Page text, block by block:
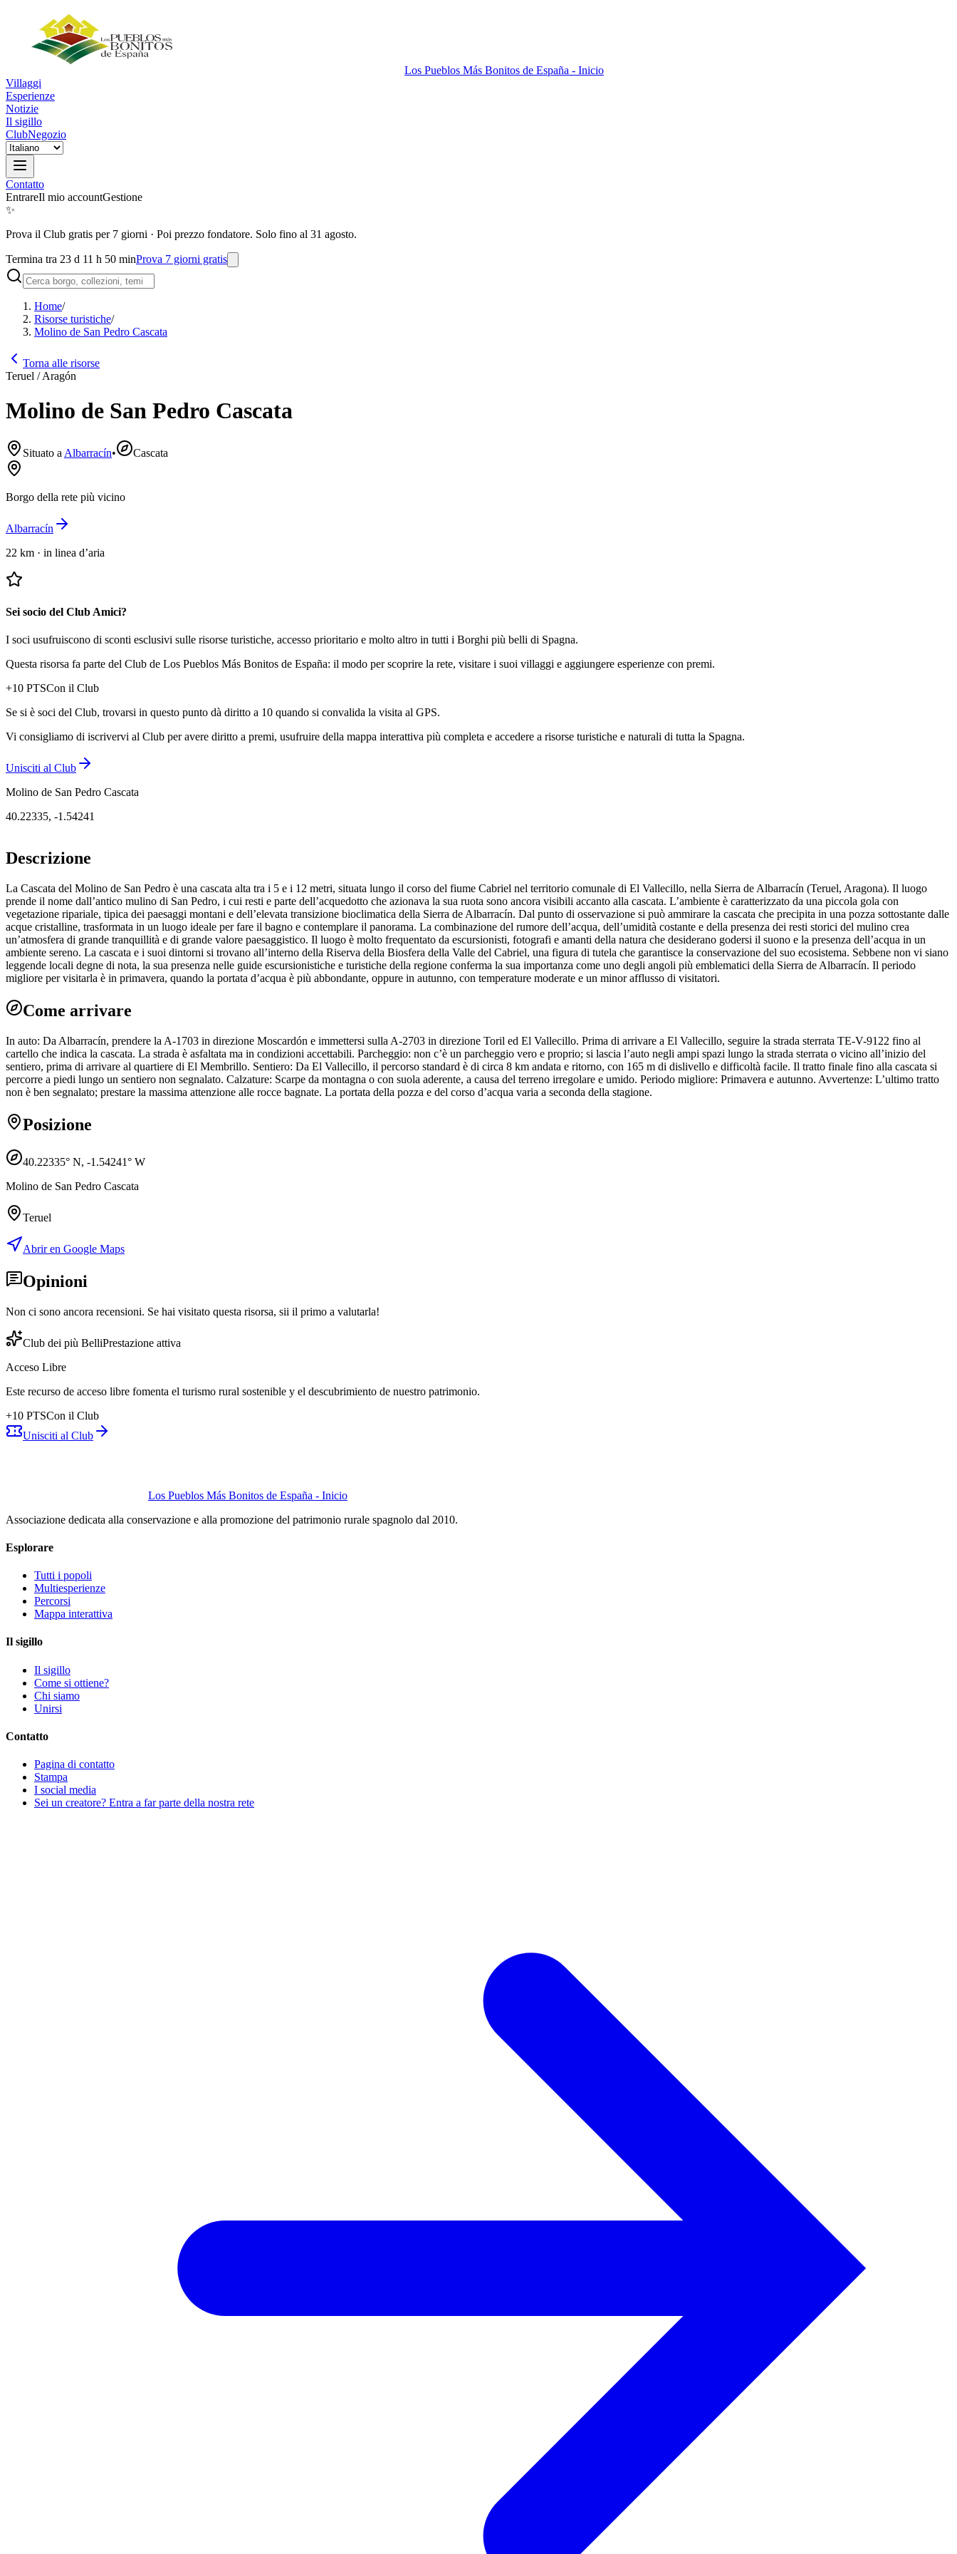
Los Pueblos Más Bonitos de España - Inicio
Villaggi
Esperienze
Notizie
Il sigillo
ClubNegozio
Contatto
EntrareIl mio accountGestione
✨
Prova il Club gratis per 7 giorni · Poi prezzo fondatore. Solo fino al 31 agosto.
Termina tra 23 d 11 h 50 minProva 7 giorni gratis
Home/
Risorse turistiche/
Molino de San Pedro Cascata
Torna alle risorse
Teruel / Aragón
Molino de San Pedro Cascata
Situato a Albarracín• Cascata
Borgo della rete più vicino
Albarracín
22 km · in linea d’aria
Sei socio del Club Amici?
I soci usufruiscono di sconti esclusivi sulle risorse turistiche, accesso prioritario e molto altro in tutti i Borghi più belli di Spagna.
Questa risorsa fa parte del Club de Los Pueblos Más Bonitos de España: il modo per scoprire la rete, visitare i suoi villaggi e aggiungere esperienze con premi.
+10 PTSCon il Club
Se si è soci del Club, trovarsi in questo punto dà diritto a 10 quando si convalida la visita al GPS.
Vi consigliamo di iscrivervi al Club per avere diritto a premi, usufruire della mappa interattiva più completa e accedere a risorse turistiche e naturali di tutta la Spagna.
Unisciti al Club
Molino de San Pedro Cascata
40.22335, -1.54241
Descrizione
La Cascata del Molino de San Pedro è una cascata alta tra i 5 e i 12 metri, situata lungo il corso del fiume Cabriel nel territorio comunale di El Vallecillo, nella Sierra de Albarracín (Teruel, Aragona). Il luogo
prende il nome dall’antico mulino di San Pedro, i cui resti e parte dell’acquedotto che azionava la sua ruota sono ancora visibili accanto alla cascata. L’ambiente è caratterizzato da una piccola gola con
vegetazione ripariale, tipica dei paesaggi montani e dell’elevata transizione bioclimatica della Sierra de Albarracín. Dal punto di osservazione si può ammirare la cascata che precipita in una pozza sottostante dalle
acque cristalline, trasformata in un luogo ideale per fare il bagno e contemplare il panorama. La combinazione del rumore dell’acqua, dell’umidità costante e della presenza dei resti storici del mulino crea
un’atmosfera di grande tranquillità e di grande valore paesaggistico. Il luogo è molto frequentato da escursionisti, fotografi e amanti della natura che desiderano godersi il suono e la presenza dell’acqua in un
ambiente sereno. La cascata e i suoi dintorni si trovano all’interno della Riserva della Biosfera della Valle del Cabriel, una figura di tutela che garantisce la conservazione del suo ecosistema. Sebbene non vi siano
leggende locali degne di nota, la sua presenza nelle guide escursionistiche e turistiche della regione conferma la sua importanza come uno degli angoli più emblematici della Sierra de Albarracín. Il periodo
migliore per visitarla è in primavera, quando la portata d’acqua è più abbondante, oppure in autunno, con temperature moderate e un minor afflusso di visitatori.
Come arrivare
In auto: Da Albarracín, prendere la A-1703 in direzione Moscardón e immettersi sulla A-2703 in direzione Toril ed El Vallecillo. Prima di arrivare a El Vallecillo, seguire la strada sterrata TE-V-9122 fino al
cartello che indica la cascata. La strada è asfaltata ma in condizioni accettabili. Parcheggio: non c’è un parcheggio vero e proprio; si lascia l’auto negli ampi spazi lungo la strada sterrata o vicino all’inizio del
sentiero, prima di arrivare al quartiere di El Membrillo. Sentiero: Da El Vallecillo, il percorso standard è di circa 8 km andata e ritorno, con 165 m di dislivello e difficoltà facile. Il tratto finale fino alla cascata si
percorre a piedi lungo un sentiero non segnalato. Calzature: Scarpe da montagna o con suola aderente, a causa del terreno irregolare e umido. Periodo migliore: Primavera e autunno. Avvertenze: L’ultimo tratto
non è ben segnalato; prestare la massima attenzione alle rocce bagnate. La portata della pozza e del corso d’acqua varia a seconda della stagione.
Posizione
40.22335° N, -1.54241° W
Molino de San Pedro Cascata
Teruel
Abrir en Google Maps
Opinioni
Non ci sono ancora recensioni. Se hai visitato questa risorsa, sii il primo a valutarla!
Club dei più BelliPrestazione attiva
Acceso Libre
Este recurso de acceso libre fomenta el turismo rural sostenible y el descubrimiento de nuestro patrimonio.
+10 PTSCon il Club
Unisciti al Club
Los Pueblos Más Bonitos de España - Inicio
Associazione dedicata alla conservazione e alla promozione del patrimonio rurale spagnolo dal 2010.
Esplorare
Tutti i popoli
Multiesperienze
Percorsi
Mappa interattiva
Il sigillo
Il sigillo
Come si ottiene?
Chi siamo
Unirsi
Contatto
Pagina di contatto
Stampa
I social media
Sei un creatore? Entra a far parte della nostra rete